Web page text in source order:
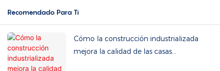
Recomendado Para Ti
Cómo la construcción industrializada
mejora la calidad de las casas